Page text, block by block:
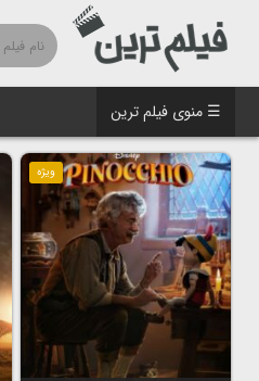
☰ منوی فیلم ترین
ویژه